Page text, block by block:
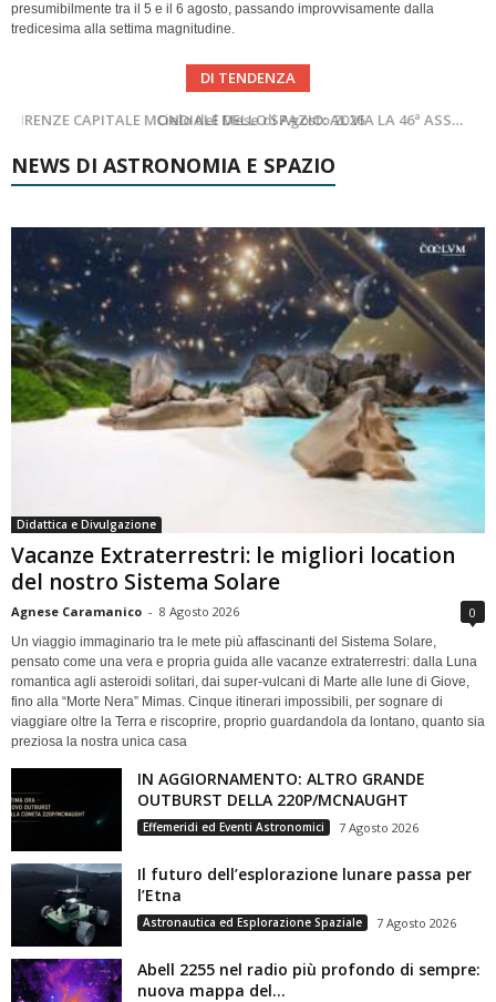
presumibilmente tra il 5 e il 6 agosto, passando improvvisamente dalla
tredicesima alla settima magnitudine.
DI TENDENZA
Cielo del Mese di Agosto 2026
SUPERNOVAE aggiornamenti del mese – Agosto 2026
NEWS DI ASTRONOMIA E SPAZIO
Didattica e Divulgazione
Vacanze Extraterrestri: le migliori location
del nostro Sistema Solare
Agnese Caramanico - 8 Agosto 2026 0
Un viaggio immaginario tra le mete più affascinanti del Sistema Solare,
pensato come una vera e propria guida alle vacanze extraterrestri: dalla Luna
romantica agli asteroidi solitari, dai super-vulcani di Marte alle lune di Giove,
fino alla “Morte Nera” Mimas. Cinque itinerari impossibili, per sognare di
viaggiare oltre la Terra e riscoprire, proprio guardandola da lontano, quanto sia
preziosa la nostra unica casa
IN AGGIORNAMENTO: ALTRO GRANDE
OUTBURST DELLA 220P/MCNAUGHT
Effemeridi ed Eventi Astronomici 7 Agosto 2026
Il futuro dell’esplorazione lunare passa per
l’Etna
Astronautica ed Esplorazione Spaziale 7 Agosto 2026
Abell 2255 nel radio più profondo di sempre:
nuova mappa del...